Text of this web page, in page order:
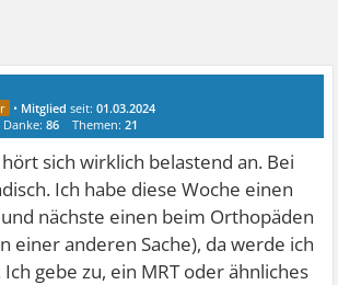
• Mitglied seit:01.03.2024
Danke:86 Themen:21
hört sich wirklich belastend an. Bei
Ich habe diese Woche einen
nächste einen beim Orthopäden
einer anderen Sache), da werde ich
gebe zu, ein MRT oder ähnliches